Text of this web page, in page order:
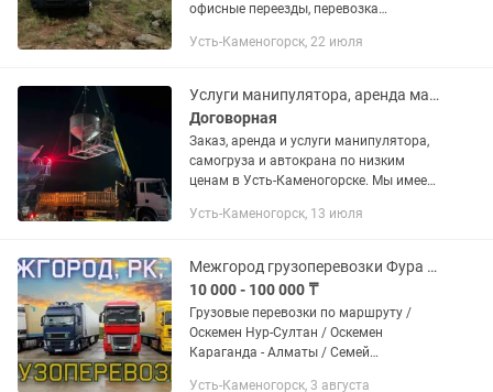
офисные переезды, перевозка
Газели от 6000тг/час по городу.
Вывоз...
Усть-Каменогорск, 22 июля
Услуги манипулятора, аренда манипулятора, воровайка
Договорная
Заказ, аренда и услуги манипулятора,
самогруза и автокрана по низким
ценам в Усть-Каменогорске. Мы имеем
различной грузоподъемности и
Усть-Каменогорск, 13 июля
Межгород грузоперевозки Фура Алматы Астана Шымкент Караганда. Атырау.
10 000 - 100 000 ₸
Грузовые перевозки по маршруту /
Оскемен Нур-Султан / Оскемен
Караганда - Алматы / Семей
Усть-Каменогорск, 3 августа